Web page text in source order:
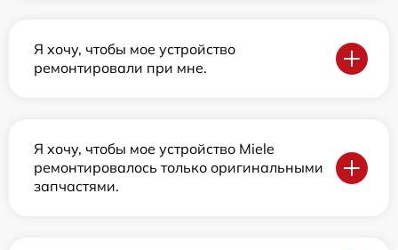
Я хочу, чтобы мое устройство
ремонтировали при мне.
Я хочу, чтобы мое устройство Miele
ремонтировалось только оригинальными
запчастями.